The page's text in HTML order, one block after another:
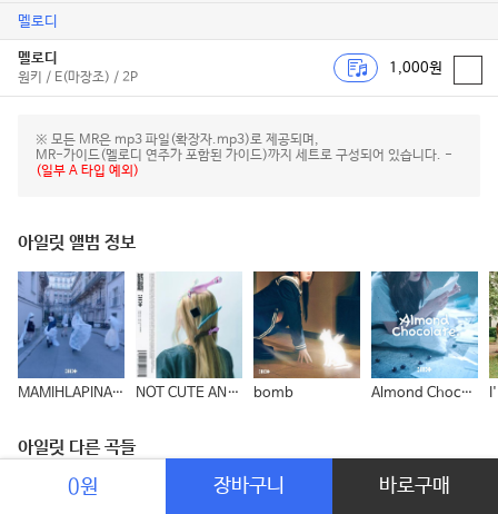
멜로디
멜로디
원키 / E(마장조) / 2P
1,000원
※ 모든 MR은 mp3 파일(확장자.mp3)로 제공되며,
MR-가이드(멜로디 연주가 포함된 가이드)까지 세트로 구성되어 있습니다. -
(일부 A 타입 예외)
아일릿 앨범 정보
MAMIHLAPINATAPAI NOT CUTE ANYMORE bomb Almond Chocolate (Korean Ver.)
아일릿 다른 곡들
0원 장바구니 바로구매